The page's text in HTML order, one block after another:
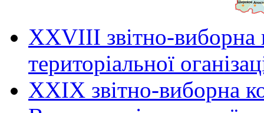
ХХVIII звітно-виборна
територіальної
XXIX звітно-виборна